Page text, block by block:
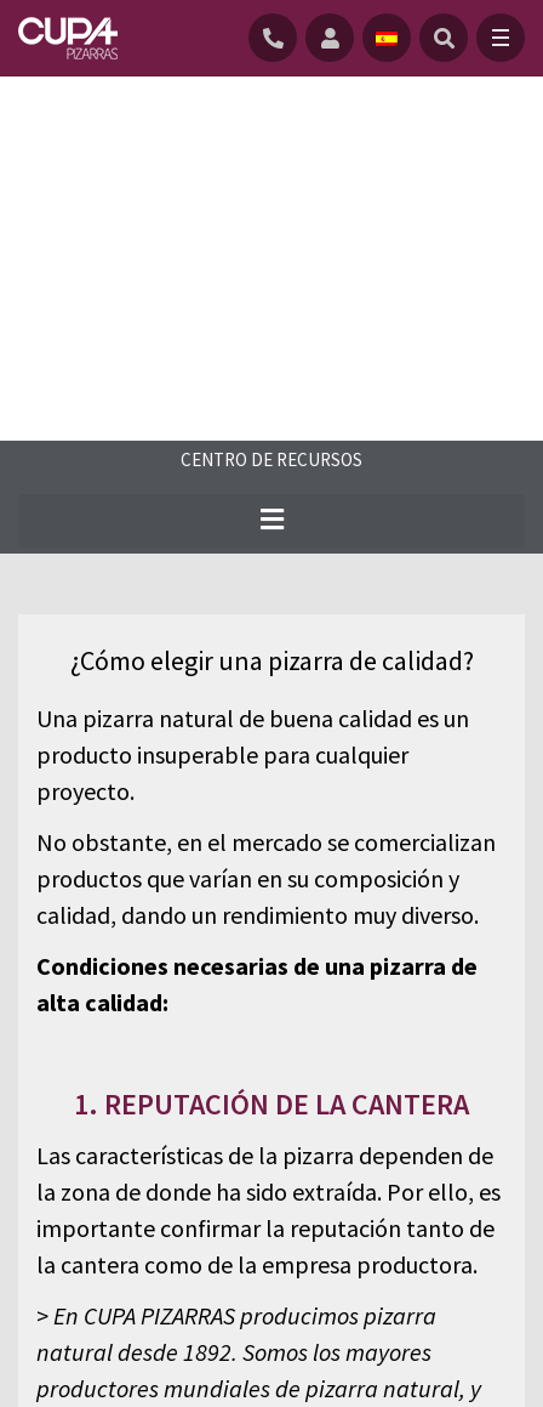
Encuentra respuestas a las preguntas
más frecuentes relacionadas con la
CENTRO DE RECURSOS
¿Cómo elegir una pizarra de calidad?
Una pizarra natural de buena calidad es un
producto insuperable para cualquier
proyecto.
No obstante, en el mercado se comercializan
productos que varían en su composición y
calidad, dando un rendimiento muy diverso.
Condiciones necesarias de una pizarra de
alta calidad:
1. REPUTACIÓN DE LA CANTERA
Las características de la pizarra dependen de
la zona de donde ha sido extraída. Por ello, es
importante confirmar la reputación tanto de
la cantera como de la empresa productora.
> En CUPA PIZARRAS producimos pizarra
natural desde 1892. Somos los mayores
productores mundiales de pizarra natural, y